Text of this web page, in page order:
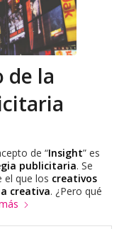
de la
de “Insight” es
publicitaria. Se
el que los creativos
creativa. ¿Pero qué